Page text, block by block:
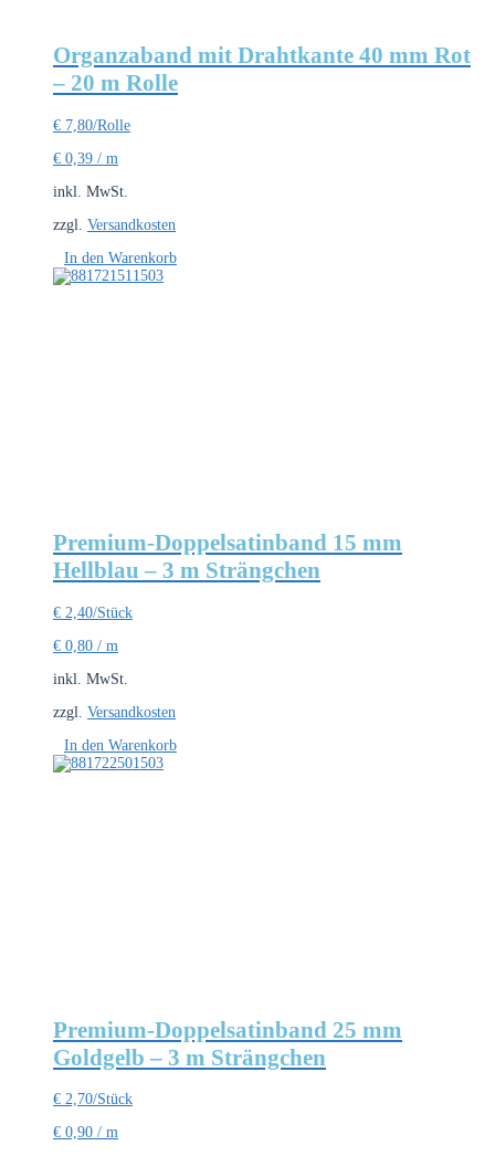
Organzaband mit Drahtkante 40 mm Rot
– 20 m Rolle
€ 7,80/Rolle
€ 0,39 / m
inkl. MwSt.
zzgl. Versandkosten
In den Warenkorb
Premium-Doppelsatinband 15 mm
Hellblau – 3 m Strängchen
€ 2,40/Stück
€ 0,80 / m
inkl. MwSt.
zzgl. Versandkosten
In den Warenkorb
Premium-Doppelsatinband 25 mm
Goldgelb – 3 m Strängchen
€ 2,70/Stück
€ 0,90 / m